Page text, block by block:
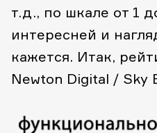
т.д., по шкале от 1
интересней и
кажется. Итак,
Newton Digital / Sky